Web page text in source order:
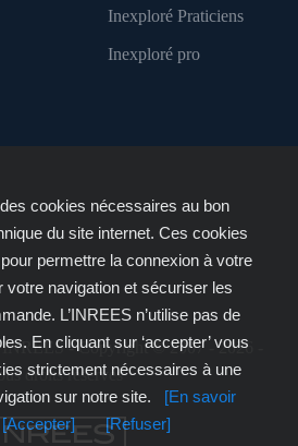
Inexploré Praticiens
Inexploré pro
INREES - Copyright © 2007 - 2026 -
droits réservés
cookies nécessaires au bon
du site internet. Ces cookies
permettre la connexion à votre
votre navigation et sécuriser les
L’INREES n’utilise pas de
En cliquant sur ‘accepter’ vous
strictement nécessaires à une
sur notre site.
[En savoir
[Accepter] [Refuser]